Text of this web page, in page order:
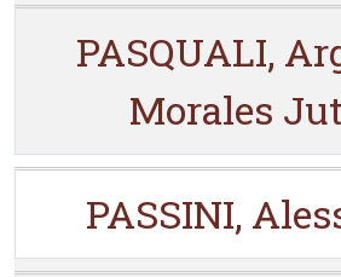
PASQUALI,
Morales
PASSINI,